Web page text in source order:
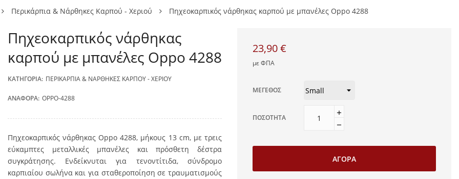
Περικάρπια & Νάρθηκες Καρπού - Χεριού Πηχεοκαρπικός νάρθηκας καρπού με μπανέλες Oppo 4288
Πηχεοκαρπικός νάρθηκας
καρπού με μπανέλες Oppo 4288
ΚΑΤΗΓΟΡΊΑ: ΠΕΡΙΚΆΡΠΙΑ & ΝΆΡΘΗΚΕΣ ΚΑΡΠΟΎ - ΧΕΡΙΟΎ
ΑΝΑΦΟΡΆ: OPPO-4288
Πηχεοκαρπικός νάρθηκας Oppo 4288, μήκους 13 cm, με τρεις
εύκαμπτες μεταλλικές μπανέλες και πρόσθετη δέστρα
συγκράτησης. Ενδείκνυται για τενοντίτιδα, σύνδρομο
καρπιαίου σωλήνα και για σταθεροποίηση σε τραυματισμούς
23,90 €
με ΦΠΑ
ΜΈΓΕΘΟΣ
ΠΟΣΌΤΗΤΑ
ΑΓΟΡΆ